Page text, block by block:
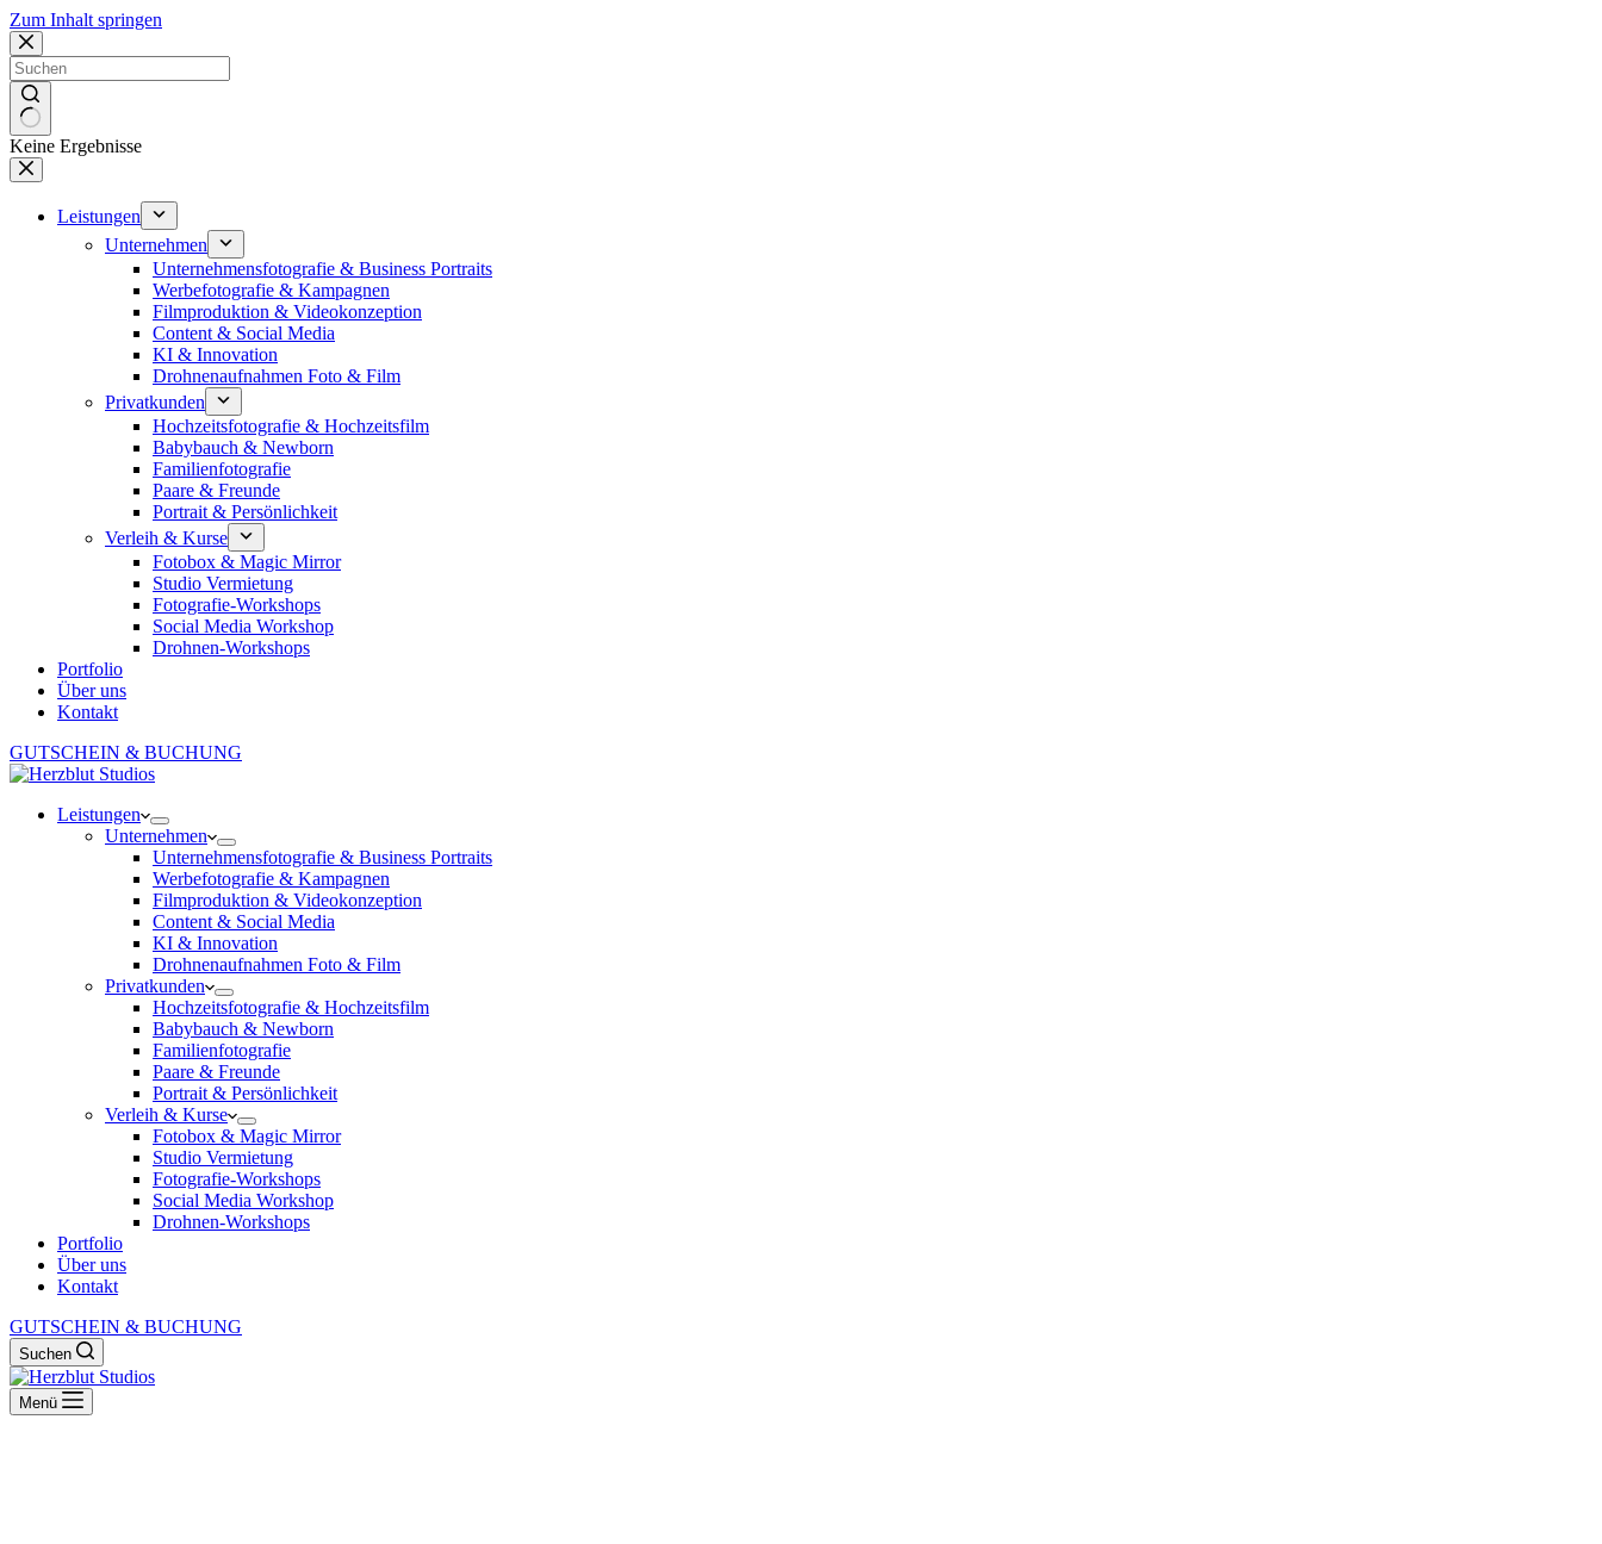
Zum Inhalt springen
Keine Ergebnisse
Leistungen
Unternehmen
Unternehmensfotografie & Business Portraits
Werbefotografie & Kampagnen
Filmproduktion & Videokonzeption
Content & Social Media
KI & Innovation
Drohnenaufnahmen Foto & Film
Privatkunden
Hochzeitsfotografie & Hochzeitsfilm
Babybauch & Newborn
Familienfotografie
Paare & Freunde
Portrait & Persönlichkeit
Verleih & Kurse
Fotobox & Magic Mirror
Studio Vermietung
Fotografie-Workshops
Social Media Workshop
Drohnen-Workshops
Portfolio
Über uns
Kontakt
GUTSCHEIN & BUCHUNG
Leistungen
Unternehmen
Unternehmensfotografie & Business Portraits
Werbefotografie & Kampagnen
Filmproduktion & Videokonzeption
Content & Social Media
KI & Innovation
Drohnenaufnahmen Foto & Film
Privatkunden
Hochzeitsfotografie & Hochzeitsfilm
Babybauch & Newborn
Familienfotografie
Paare & Freunde
Portrait & Persönlichkeit
Verleih & Kurse
Fotobox & Magic Mirror
Studio Vermietung
Fotografie-Workshops
Social Media Workshop
Drohnen-Workshops
Portfolio
Über uns
Kontakt
GUTSCHEIN & BUCHUNG
Suchen
Menü